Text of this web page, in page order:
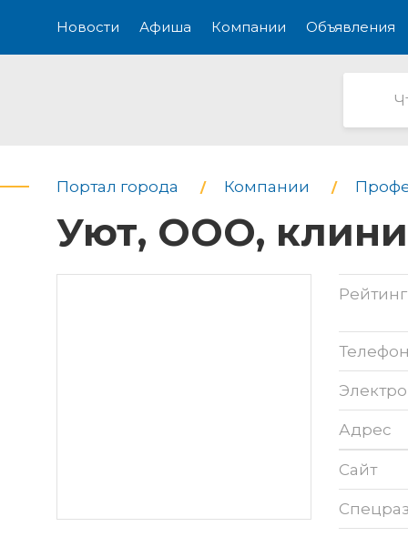
Новости Афиша Компании Объявления
Портал города Компании
Уют, ООО,
Рейтинг
Адрес
Сайт